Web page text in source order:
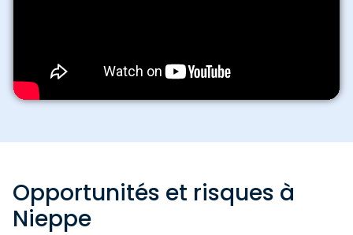
Opportunités et risques à
Nieppe